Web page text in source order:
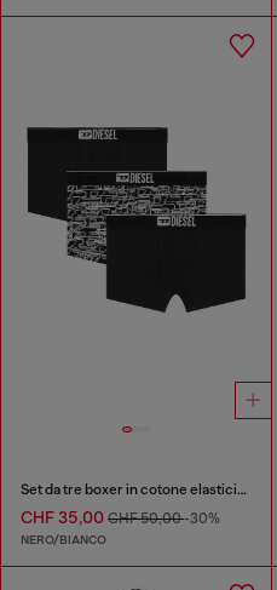
Set da tre boxer in cotone elasticizzato con logo
CHF 35,00 CHF 50,00-30%
NERO/BIANCO